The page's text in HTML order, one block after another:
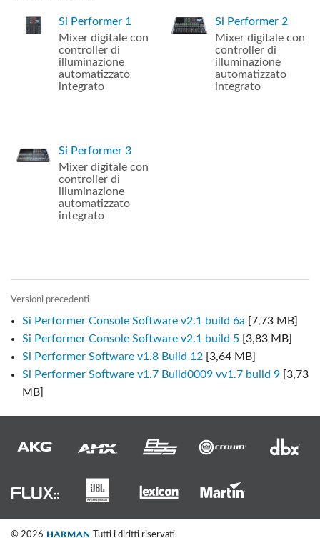
Si Performer 1
Mixer digitale con
controller di
illuminazione
automatizzato
integrato
Si Performer 2
Mixer digitale con
controller di
illuminazione
automatizzato
integrato
Si Performer 3
Mixer digitale con
controller di
illuminazione
automatizzato
integrato
Versioni precedenti
Si Performer Console Software v2.1 build 6a [7,73 MB]
Si Performer Console Software v2.1 build 5 [3,83 MB]
Si Performer Software v1.8 Build 12 [3,64 MB]
Si Performer Software v1.7 Build0009 vv1.7 build 9 [3,73
MB]
© 2026 Tutti i diritti riservati.